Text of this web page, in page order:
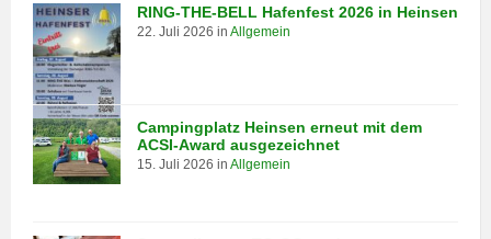
RING-THE-BELL Hafenfest 2026 in Heinsen
22. Juli 2026 in Allgemein
Campingplatz Heinsen erneut mit dem
ACSI-Award ausgezeichnet
15. Juli 2026 in Allgemein